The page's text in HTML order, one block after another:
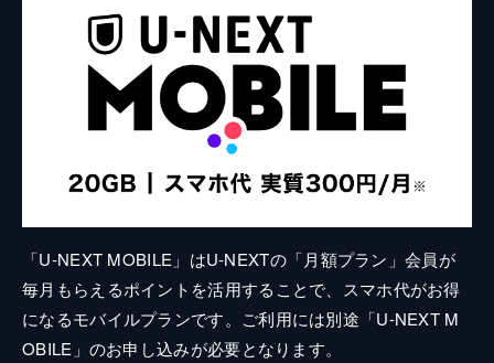
「U-NEXT MOBILE」はU-NEXTの「月額プラン」会員が
毎月もらえるポイントを活用することで、スマホ代がお得
になるモバイルプランです。ご利用には別途「U-NEXT M
OBILE」のお申し込みが必要となります。